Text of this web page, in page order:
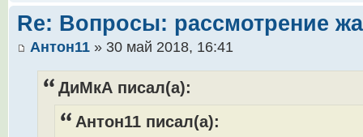
Re: Вопросы: рассмотрение
Антон11 » 30 май 2018, 16:41
ДиМкА писал(а):
Антон11 писал(а):